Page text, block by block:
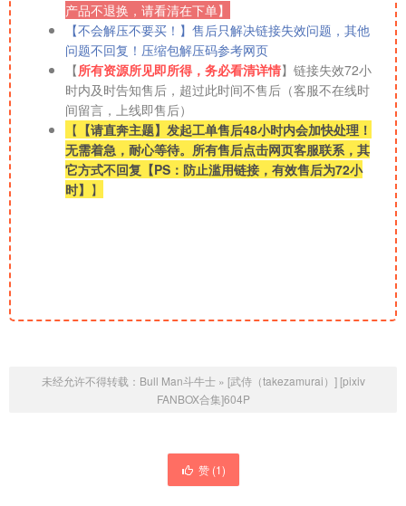
产品不退换，请看清在下单】
【不会解压不要买！】售后只解决链接失效问题，其他
问题不回复！压缩包解压码参考网页
【所有资源所见即所得，务必看清详情】链接失效72小
时内及时告知售后，超过此时间不售后（客服不在线时
间留言，上线即售后）
【 【请直奔主题】发起工单售后48小时内会加快处理！
无需着急，耐心等待。所有售后点击网页客服联系，其
它方式不回复【PS：防止滥用链接，有效售后为72小
时】 】
未经允许不得转载： Bull Man斗牛士» [武侍（takezamurai）] [pixiv
FANBOX合集]604P
赞 (1)